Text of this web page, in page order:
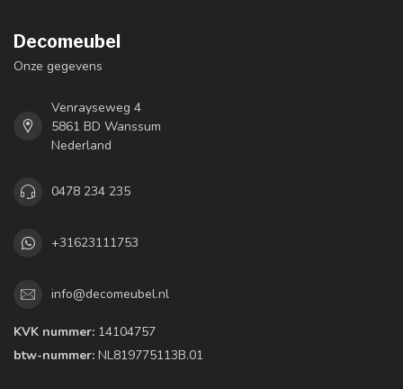
Decomeubel
Onze gegevens
Venrayseweg 4
5861 BD Wanssum
Nederland
0478 234 235
+31623111753
info@decomeubel.nl
KVK nummer: 14104757
btw-nummer: NL819775113B.01